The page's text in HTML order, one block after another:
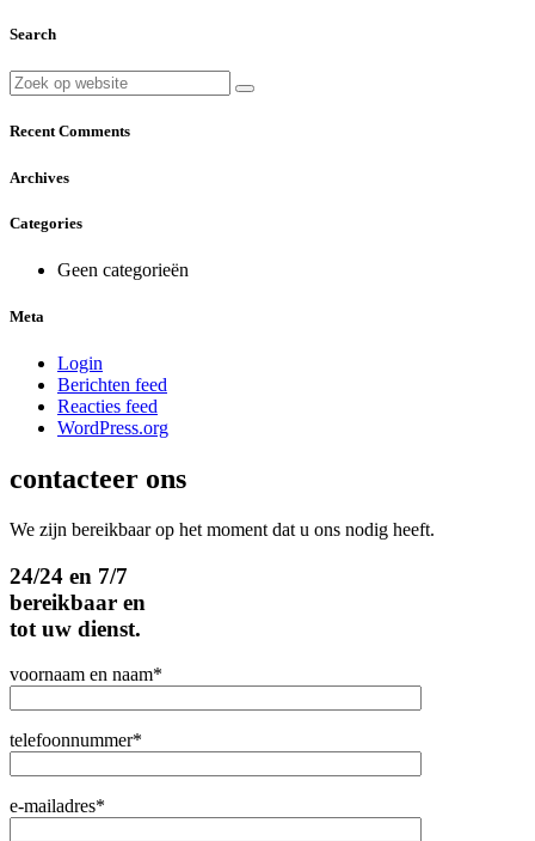
Search
Recent Comments
Archives
Categories
Geen categorieën
Meta
Login
Berichten feed
Reacties feed
WordPress.org
contacteer ons
We zijn bereikbaar op het moment dat u ons nodig heeft.
24/24 en 7/7
bereikbaar en
tot uw dienst.
voornaam en naam*
telefoonnummer*
e-mailadres*